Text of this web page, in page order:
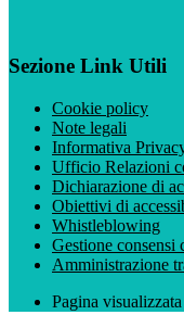
Sezione Link Utili
Cookie policy
Note legali
Informativa
Ufficio Relazioni
Dichiarazione di
Obiettivi di
Whistleblowing
Gestione consensi
Amministrazione
Pagina visualizzata